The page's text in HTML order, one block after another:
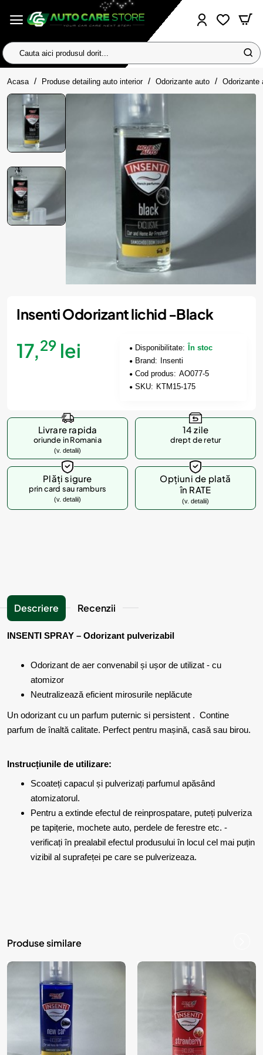
Cauta
aici
produsul
dorit...
Acasa homeProduse detailing auto interior Odorizante auto Odorizante
Insenti Odorizant lichid -Black
17,29 lei Disponibilitate:
În stoc
Brand:
Insenti
Cod produs: AO077-5
SKU: KTM15-175
Livrare rapida
oriunde in Romania
(v. detalii)
14 zile
drept de retur
Plăți sigure
prin card sau ramburs
(v. detalii)
Opțiuni de plată
în RATE
(v. detalii)
Descriere Recenzii
INSENTI SPRAY – Odorizant pulverizabil
Odorizant de aer convenabil și ușor de utilizat - cu
atomizor
Neutralizează eficient mirosurile neplăcute
Un odorizant cu un parfum puternic si persistent . Contine
parfum de înaltă calitate. Perfect pentru mașină, casă sau birou.
Instrucțiunile de utilizare:
Scoateți capacul și pulverizați parfumul apăsând
atomizatorul.
Pentru a extinde efectul de reinprospatare, puteți pulveriza
pe tapițerie, mochete auto, perdele de ferestre etc. -
verificați în prealabil efectul produsului în locul cel mai puțin
vizibil al suprafeței pe care se pulverizeaza.
Produse similare